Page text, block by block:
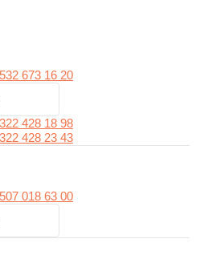
673 16 20
428 18 98
428 23 43
018 63 00